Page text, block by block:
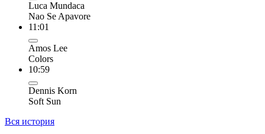
Luca Mundaca
Nao Se Apavore
11:01
Amos Lee
Colors
10:59
Dennis Korn
Soft Sun
Вся история